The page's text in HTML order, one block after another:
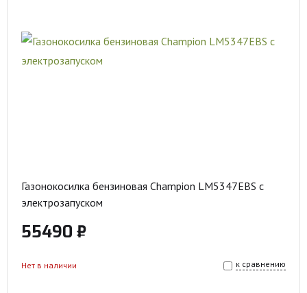
Газонокосилка бензиновая Champion LM5347EBS с
электрозапуском
55490 ₽
к сравнению
Нет в наличии